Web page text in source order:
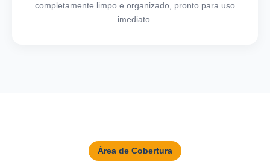
completamente limpo e organizado, pronto para uso
imediato.
Área de Cobertura